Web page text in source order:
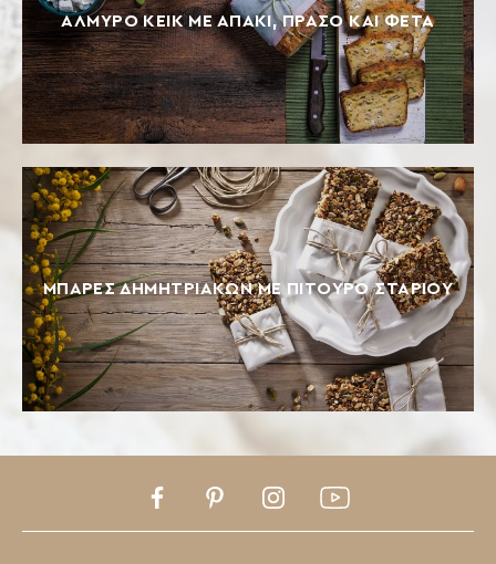
ΑΛΜΥΡΟ ΚΕΙΚ ΜΕ ΑΠΑΚΙ, ΠΡΑΣΟ ΚΑΙ ΦΕΤΑ
ΜΠΆΡΕΣ ΔΗΜΗΤΡΙΑΚΏΝ ΜΕ ΠΊΤΟΥΡΟ ΣΤΑΡΙΟΎ
FacebookPinterestInstagramYoutube